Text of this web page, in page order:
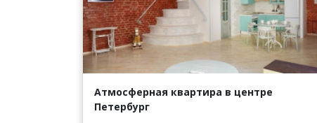
Атмосферная квартира в центре
Петербург